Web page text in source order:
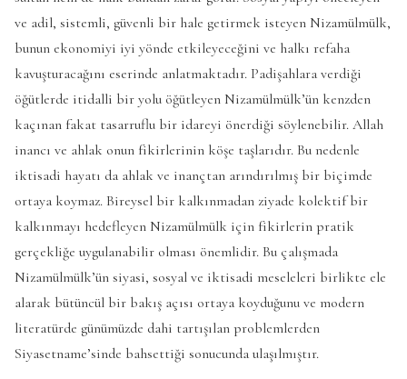
ve adil, sistemli, güvenli bir hale getirmek isteyen Nizamülmülk,
bunun ekonomiyi iyi yönde etkileyeceğini ve halkı refaha
kavuşturacağını eserinde anlatmaktadır. Padişahlara verdiği
öğütlerde itidalli bir yolu öğütleyen Nizamülmülk’ün kenzden
kaçınan fakat tasarruflu bir idareyi önerdiği söylenebilir. Allah
inancı ve ahlak onun fikirlerinin köşe taşlarıdır. Bu nedenle
iktisadi hayatı da ahlak ve inançtan arındırılmış bir biçimde
ortaya koymaz. Bireysel bir kalkınmadan ziyade kolektif bir
kalkınmayı hedefleyen Nizamülmülk için fikirlerin pratik
gerçekliğe uygulanabilir olması önemlidir. Bu çalışmada
Nizamülmülk’ün siyasi, sosyal ve iktisadi meseleleri birlikte ele
alarak bütüncül bir bakış açısı ortaya koyduğunu ve modern
literatürde günümüzde dahi tartışılan problemlerden
Siyasetname’sinde bahsettiği sonucunda ulaşılmıştır.